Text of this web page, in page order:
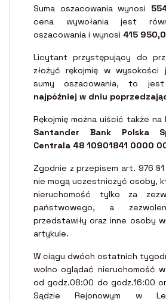
Suma oszacowania wynosi
cena wywołania jest
oszacowania i wynosi 415
Licytant przystępujący do
złożyć rękojmię w wysokości
sumy oszacowania, to
najpóźniej w dniu
Rękojmię można uiścić także na
Santander Bank Polska
Centrala 48 10901841 0000
Zgodnie z przepisem art. 976
nie mogą uczestniczyć osoby,
nieruchomość tylko za
państwowego, a
przedstawiły oraz inne osoby
artykule.
W ciągu dwóch ostatnich
wolno oglądać nieruchomość
od godz.08:00 do godz.16:00
Sądzie Rejonowym w